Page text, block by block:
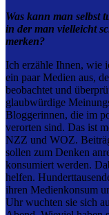
Was kann man selbst
in der man vielleicht
merken?
Ich erzähle Ihnen, wie
ein paar Medien aus,
beobachtet und
glaubwürdige
Bloggerinnen, die im
verorten sind. Das ist
NZZ und WOZ.
sollen zum Denken
konsumiert werden.
helfen.
ihren Medienkonsum
Uhr wuchten sie sich